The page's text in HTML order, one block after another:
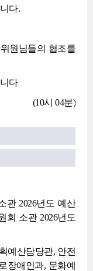
다.
원님들의 협조를
다
(10시 04분)
관 2026년도 예산
회 소관 2026년도
예산담당관, 안전
장애인과, 문화예